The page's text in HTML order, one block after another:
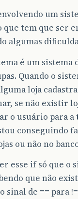
um
que tem que ser
algumas
é um
Quando o
loja
se não existir
o usuário para a
conseguindo
ou não no
esse if só que o
que não
sinal de == para